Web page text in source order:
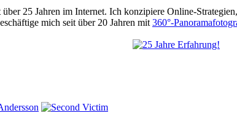
25 Jahren im Internet. Ich konzipiere Online-
mich seit über 20 Jahren mit 360°-